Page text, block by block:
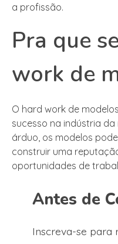
a profissão.
Pra que
work de
O hard work de
sucesso na indústria
árduo, os modelos
construir uma
oportunidades de
Antes de
Inscreva-se para